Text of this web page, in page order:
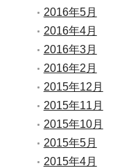
2016年5月
2016年4月
2016年3月
2016年2月
2015年12月
2015年11月
2015年10月
2015年5月
2015年4月